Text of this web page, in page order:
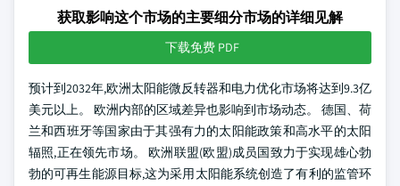
获取影响这个市场的主要细分市场的详细见解
下载免费 PDF
预计到2032年,欧洲太阳能微反转器和电力优化市场将达到9.3亿
美元以上。 欧洲内部的区域差异也影响到市场动态。 德国、荷
兰和西班牙等国家由于其强有力的太阳能政策和高水平的太阳
辐照,正在领先市场。 欧洲联盟(欧盟)成员国致力于实现雄心勃
勃的可再生能源目标,这为采用太阳能系统创造了有利的监管环